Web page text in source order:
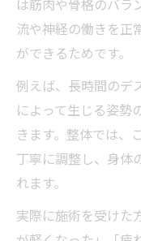
流や神経の働きを正
ができるためです。
例えば、長時間のデ
によって生じる姿勢
きます。整体では、
丁寧に調整し、身体
れます。
実際に施術を受けた